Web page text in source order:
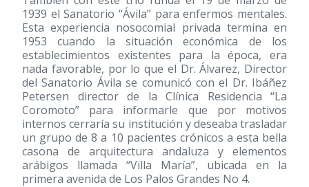
1939 el Sanatorio “Ávila” para enfermos mentales.
Esta experiencia nosocomial privada termina en
1953 cuando la situación económica de los
establecimientos existentes para la época, era
nada favorable, por lo que el Dr. Álvarez, Director
del Sanatorio Ávila se comunicó con el Dr. Ibáñez
Petersen director de la Clínica Residencia “La
Coromoto” para informarle que por motivos
internos cerraría su institución y deseaba trasladar
un grupo de 8 a 10 pacientes crónicos a esta bella
casona de arquitectura andaluza y elementos
arábigos llamada “Villa María”, ubicada en la
primera avenida de Los Palos Grandes No 4.